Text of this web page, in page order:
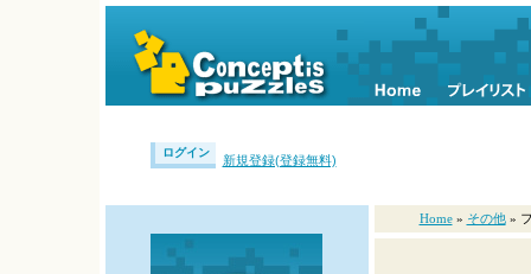
ログイン
新規登録(登録無料)
Home » その他 »